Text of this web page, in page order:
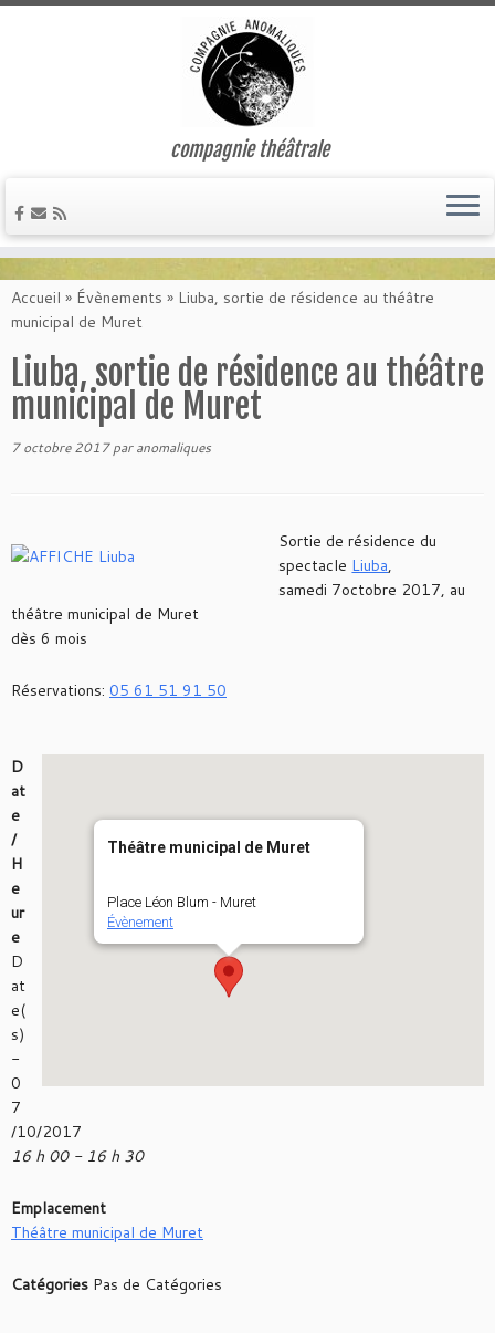
au
contenu
compagnie théâtrale
Accueil » Évènements » Liuba, sortie de résidence au théâtre
municipal de Muret
Liuba, sortie de résidence au théâtre
municipal de Muret
7 octobre 2017 paranomaliques
Sortie de résidence du
spectacle Liuba,
samedi 7octobre 2017, au
théâtre municipal de Muret
dès 6 mois
Réservations: 05 61 51 91 50
Théâtre municipal de Muret
Place Léon Blum - Muret
Évènement
D
at
e
/
H
e
ur
e
D
at
e(
s)
-
0
7
/10/2017
16 h 00 - 16 h 30
Emplacement
Théâtre municipal de Muret
Catégories Pas de Catégories